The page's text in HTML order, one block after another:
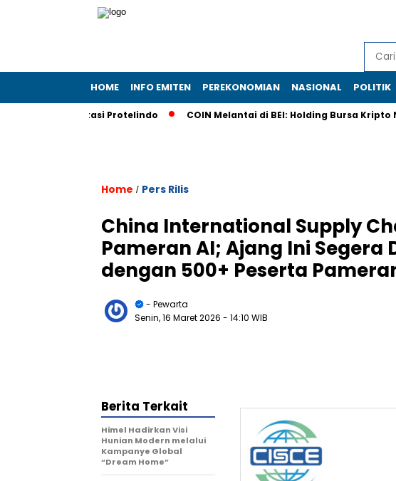
HOME INFO EMITEN PEREKONOMIAN NASIONAL POLITIK
Protelindo COIN Melantai di BEI: Holding Bursa Kripto
Home / Pers Rilis
China International Supply
Pameran AI; Ajang Ini Segera
dengan 500+ Peserta
- Pewarta
Senin, 16 Maret 2026 - 14:10 WIB
Berita Terkait
Himel Hadirkan Visi
Hunian Modern melalui
Kampanye Global
“Dream Home”